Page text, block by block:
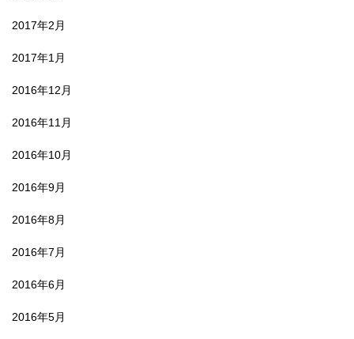
2017年2月
2017年1月
2016年12月
2016年11月
2016年10月
2016年9月
2016年8月
2016年7月
2016年6月
2016年5月